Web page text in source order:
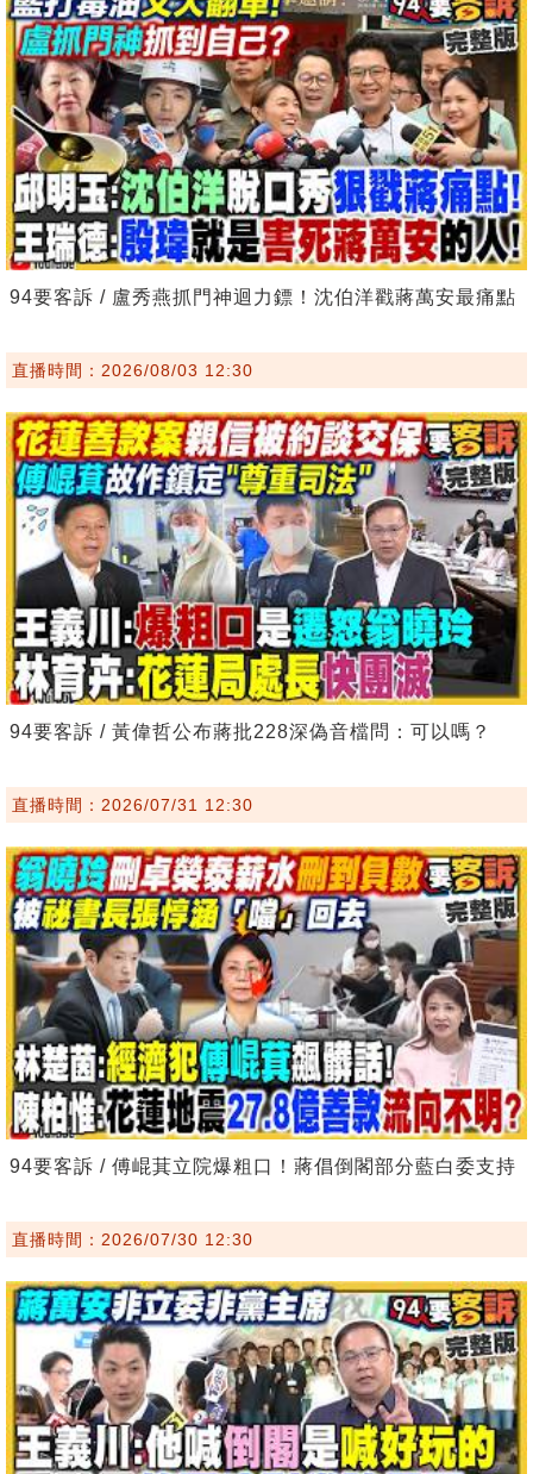
94要客訴 / 盧秀燕抓門神迴力鏢！沈伯洋戳蔣萬安最痛點
直播時間：2026/08/03 12:30
94要客訴 / 黃偉哲公布蔣批228深偽音檔問：可以嗎？
直播時間：2026/07/31 12:30
94要客訴 / 傅崐萁立院爆粗口！蔣倡倒閣部分藍白委支持
直播時間：2026/07/30 12:30